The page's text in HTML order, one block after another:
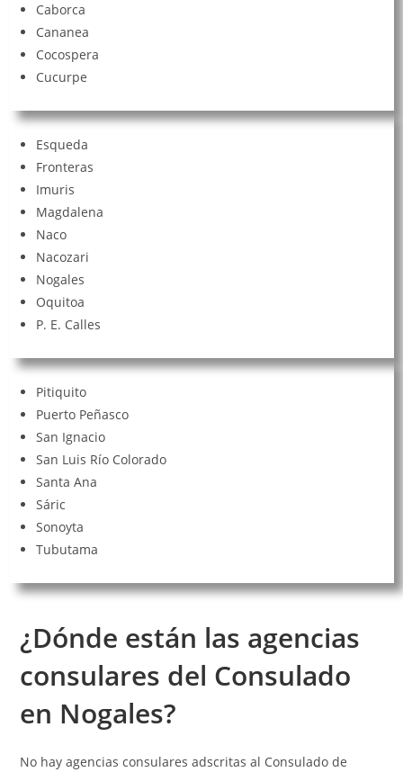
Caborca
Cananea
Cocospera
Cucurpe
Esqueda
Fronteras
Imuris
Magdalena
Naco
Nacozari
Nogales
Oquitoa
P. E. Calles
Pitiquito
Puerto Peñasco
San Ignacio
San Luis Río Colorado
Santa Ana
Sáric
Sonoyta
Tubutama
¿Dónde están las agencias
consulares del Consulado
en Nogales?
No hay agencias consulares adscritas al Consulado de